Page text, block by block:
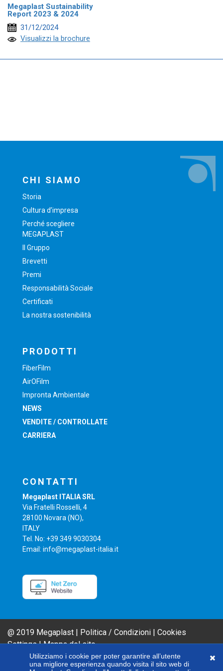
Megaplast Sustainability
Report 2023 & 2024
31/12/2024
Visualizzi la brochure
Utilizziamo i cookie per poter garantire all’utente
una migliore esperienza quando visita il sito web di
CHI SIAMO
Storia
Cultura d’impresa
Perché scegliere
MEGAPLAST
Il Gruppo
Brevetti
Premi
Responsabilità Sociale
Certificati
La nostra sostenibilità
PRODOTTI
FiberFilm
AirOFilm
Impronta Ambientale
NEWS
VENDITE / CONTROLLATE
CARRIERA
CONTATTI
Megaplast ITALIA SRL
Via Fratelli Rosselli, 4
28100 Novara (NO),
ITALY
Tel. No: +39 349 9030304
Email: info@megaplast-italia.it
@ 2019 Megaplast | Politica / Condizioni | Cookies
Settings|Mappa del sito
Le linee di prodotti AIROFILM & FIBER FILM sono marchi MEGAPLAST. Al fine
di migliorare i nostri prodotti, l'azienda si riserva il diritto di modificare